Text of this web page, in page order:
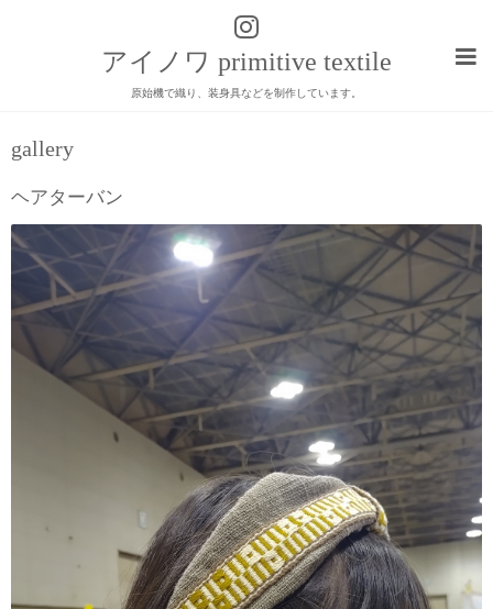
アイノワ primitive textile
原始機で織り、装身具などを制作しています。
gallery
ヘアターバン